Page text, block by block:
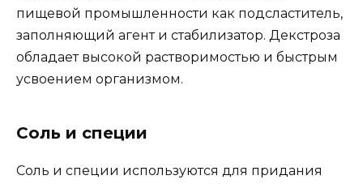
пищевой промышленности как подсластитель,
заполняющий агент и стабилизатор. Декстроза
обладает высокой растворимостью и быстрым
усвоением организмом.
Соль и специи
Соль и специи используются для придания